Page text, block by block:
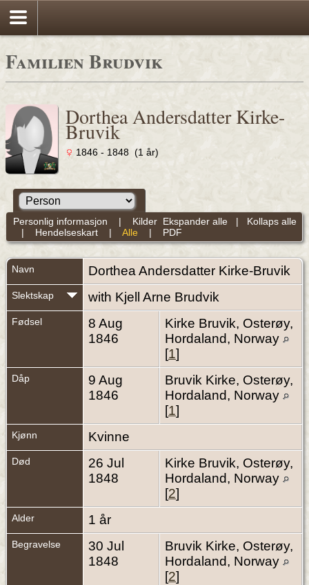
Familien Brudvik
Dorthea Andersdatter Kirke-
Bruvik
1846 - 1848 (1 år)
Ekspander alle | Kollaps alle
Personlig informasjon | Kilder
| Hendelseskart| Alle | PDF
Navn Dorthea Andersdatter Kirke-Bruvik
Slektskap with Kjell Arne Brudvik
Fødsel
8 Aug
1846
Kirke Bruvik, Osterøy,
Hordaland, Norway
[1]
Dåp
9 Aug
1846
Bruvik Kirke, Osterøy,
Hordaland, Norway
[1]
Kjønn Kvinne
Død
26 Jul
1848
Kirke Bruvik, Osterøy,
Hordaland, Norway
[2]
Alder 1 år
Begravelse
30 Jul
1848
Bruvik Kirke, Osterøy,
Hordaland, Norway
[2]